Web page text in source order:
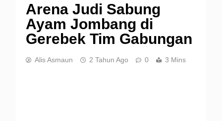
Arena Judi Sabung
Ayam Jombang di
Gerebek Tim Gabungan
Alis Asmaun 2 Tahun Ago 0 3 Mins